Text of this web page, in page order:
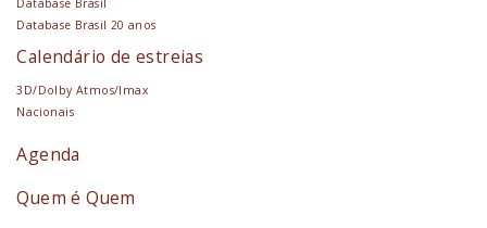
Database Brasil
Database Brasil 20 anos
Calendário de estreias
3D/Dolby Atmos/Imax
Nacionais
Agenda
Quem é Quem